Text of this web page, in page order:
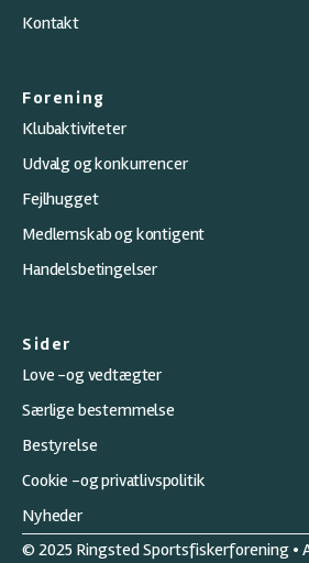
Kontakt
Forening
Klubaktiviteter
Udvalg og konkurrencer
Fejlhugget
Medlemskab og kontigent
Handelsbetingelser
Sider
Love -og vedtægter
Særlige bestemmelse
Bestyrelse
Cookie -og privatlivspolitik
Nyheder
© 2025 Ringsted Sportsfiskerforening •